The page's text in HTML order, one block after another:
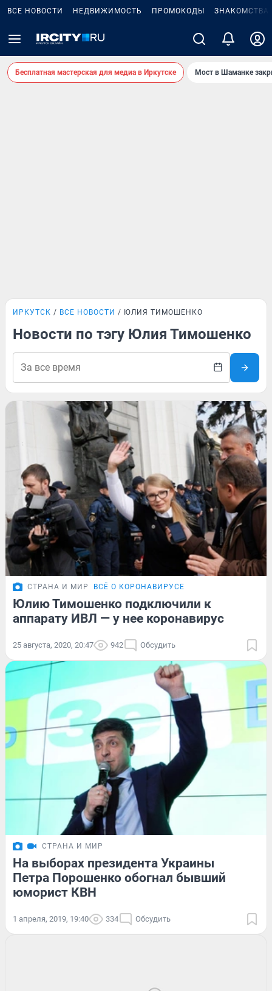
ВСЕ НОВОСТИ НЕДВИЖИМОСТЬ ПРОМОКОДЫ ЗНАКОМСТВА
Бесплатная мастерская для медиа в Иркутске Мост в Шаманке
ИРКУТСК ВСЕ НОВОСТИ ЮЛИЯ ТИМОШЕНКО
Новости по тэгу Юлия Тимошенко
СТРАНА И МИР ВСЁ О КОРОНАВИРУСЕ
Юлию Тимошенко подключили к
аппарату ИВЛ — у нее коронавирус
25 августа, 2020, 20:47 942 Обсудить
СТРАНА И МИР
На выборах президента Украины
Петра Порошенко обогнал бывший
юморист КВН
1 апреля, 2019, 19:40 334 Обсудить